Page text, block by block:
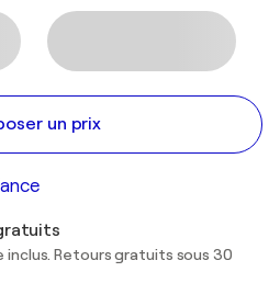
un prix
inclus. Retours gratuits sous 30